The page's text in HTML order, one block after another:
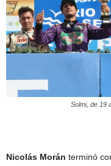
Solmi, de 19
Nicolás Morán terminó